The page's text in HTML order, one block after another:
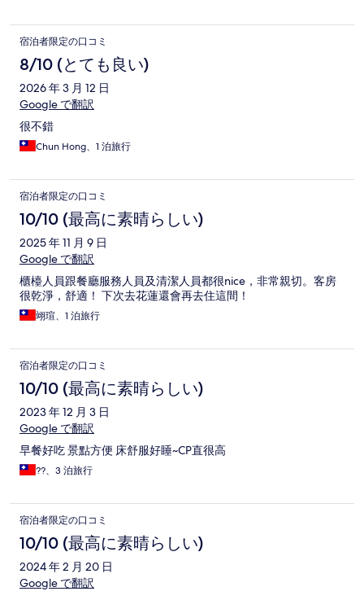
宿泊者限定の口コミ
8/10 (とても良い)
2026 年 3 月 12 日
Google で翻訳
很不錯
Chun Hong、1 泊旅行
宿泊者限定の口コミ
10/10 (最高に素晴らしい)
2025 年 11 月 9 日
Google で翻訳
櫃檯人員跟餐廳服務人員及清潔人員都很nice，非常親切。客房
很乾淨，舒適！ 下次去花蓮還會再去住這間！
翊瑄、1 泊旅行
宿泊者限定の口コミ
10/10 (最高に素晴らしい)
2023 年 12 月 3 日
Google で翻訳
早餐好吃 景點方便 床舒服好睡~CP直很高
??、3 泊旅行
宿泊者限定の口コミ
10/10 (最高に素晴らしい)
2024 年 2 月 20 日
Google で翻訳